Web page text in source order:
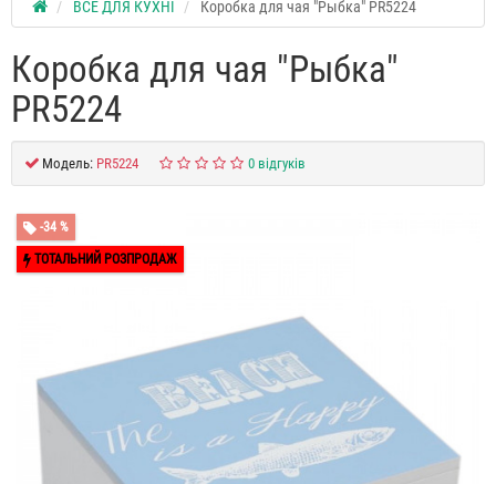
ВСЕ ДЛЯ КУХНІ Коробка для чая "Рыбка" PR5224
Коробка для чая "Рыбка"
PR5224
Модель: PR5224 0 відгуків
-34 %
ТОТАЛЬНИЙ РОЗПРОДАЖ